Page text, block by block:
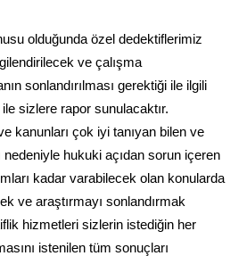
olduğunda özel dedektiflerimiz
ve çalışma
sonlandırılması gerektiği ile ilgili
ile sizlere rapor sunulacaktır.
kanunları çok iyi tanıyan bilen ve
hukuki açıdan sorun içeren
kadar varabilecek olan konularda
ve araştırmayı sonlandırmak
hizmetleri sizlerin istediğin her
istenilen tüm sonuçları